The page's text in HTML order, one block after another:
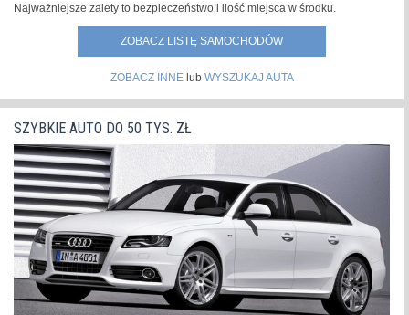
Najważniejsze zalety to bezpieczeństwo i ilość miejsca w środku.
ZOBACZ LISTĘ SAMOCHODÓW
ZOBACZ INNElub WYSZUKAJ AUTA
SZYBKIE AUTO DO 50 TYS. ZŁ